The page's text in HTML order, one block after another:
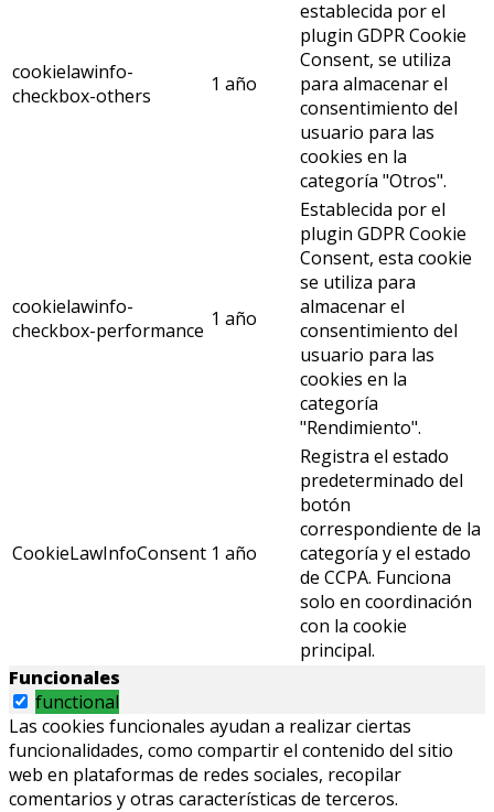
cookielawinfo-
checkbox-others
1 año
establecida por el
plugin GDPR Cookie
Consent, se utiliza
para almacenar el
consentimiento del
usuario para las
cookies en la
categoría "Otros".
cookielawinfo-
checkbox-performance 1 año
Establecida por el
plugin GDPR Cookie
Consent, esta cookie
se utiliza para
almacenar el
consentimiento del
usuario para las
cookies en la
categoría
"Rendimiento".
CookieLawInfoConsent 1 año
Registra el estado
predeterminado del
botón
correspondiente de la
categoría y el estado
de CCPA. Funciona
solo en coordinación
con la cookie
principal.
Funcionales
functional
Las cookies funcionales ayudan a realizar ciertas
funcionalidades, como compartir el contenido del sitio
web en plataformas de redes sociales, recopilar
comentarios y otras características de terceros.